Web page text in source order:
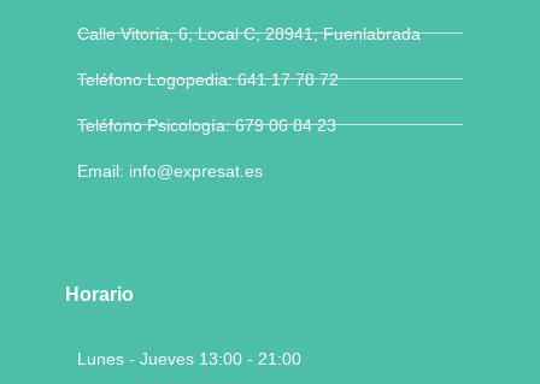
Calle Vitoria, 6, Local C, 28941, Fuenlabrada
Teléfono Logopedia: 641 17 78 72
Teléfono Psicología: 679 06 84 23
Email: info@expresat.es
Horario
Lunes - Jueves 13:00 - 21:00